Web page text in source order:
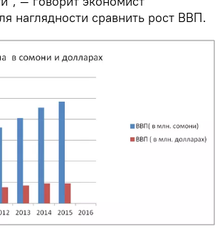
наглядности сравнить рост ВВП.